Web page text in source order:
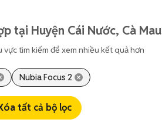
tại Huyện Cái Nước, Cà Mau
tìm kiếm để xem nhiều kết quả hơn
Nubia Focus 2
tất cả bộ lọc